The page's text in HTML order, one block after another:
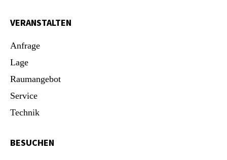
VERANSTALTEN
Anfrage
Lage
Raumangebot
Service
Technik
BESUCHEN